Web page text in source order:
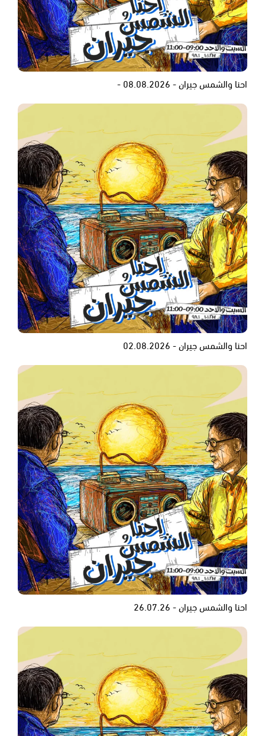
احنا والشمس جيران - 08.08.2026 -
احنا والشمس جيران - 02.08.2026
احنا والشمس جيران - 26.07.26